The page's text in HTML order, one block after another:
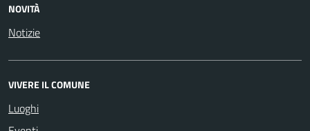
NOVITÀ
Notizie
VIVERE IL COMUNE
Luoghi